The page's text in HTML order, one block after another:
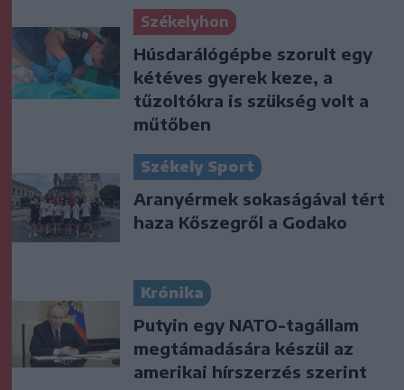
Székelyhon
Húsdarálógépbe szorult egy
kétéves gyerek keze, a
tűzoltókra is szükség volt a
műtőben
Székely Sport
Aranyérmek sokaságával tért
haza Kőszegről a Godako
Krónika
Putyin egy NATO-tagállam
megtámadására készül az
amerikai hírszerzés szerint